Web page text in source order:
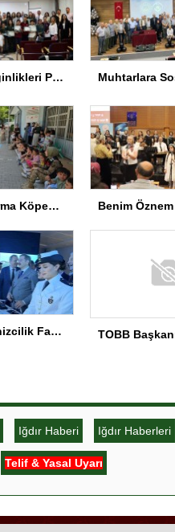
Dilimizin Zenginlikleri Projesi Kapanış Töreni
Siirt’te Jandarma Köpekleri Anaokulu’nda Gösteri Yaptı
Mersin’de Denizcilik Fakültesi binası hizmete açıldı
Iğdır Haberi Iğdır Haberleri
Telif & Yasal Uyarı